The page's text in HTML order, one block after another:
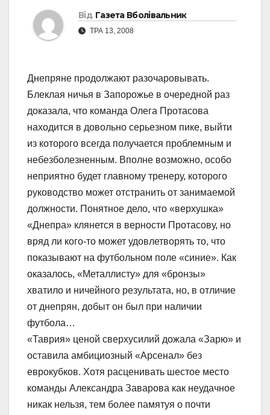
Від Газета Вболівальник
ТРА 13, 2008
Днепряне продолжают разочаровывать.
Блеклая ничья в Запорожье в очередной раз
доказала, что команда Олега Протасова
находится в довольно серьезном пике, выйти
из которого всегда получается проблемным и
небезболезненным. Вполне возможно, особо
неприятно будет главному тренеру, которого
руководство может отстранить от занимаемой
должности. Понятное дело, что «верхушка»
«Днепра» клянется в верности Протасову, но
вряд ли кого-то может удовлетворять то, что
показывают на футбольном поле «синие». Как
оказалось, «Металлисту» для «бронзы»
хватило и ничейного результата, но, в отличие
от днепрян, добыт он был при наличии
футбола…
«Таврия» ценой сверхусилий дожала «Зарю» и
оставила амбициозный «Арсенал» без
еврокубков. Хотя расценивать шестое место
команды Александра Заварова как неудачное
никак нельзя, тем более памятуя о почти